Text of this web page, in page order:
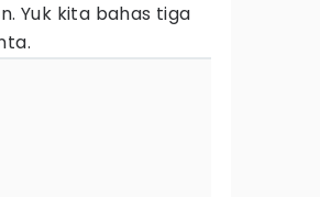
Yuk kita bahas tiga